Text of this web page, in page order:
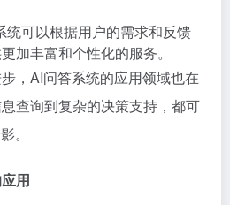
统可以根据用户的需求和反馈
加丰富和个性化的服务。
，AI问答系统的应用领域也在
查询到复杂的决策支持，都可
。
用